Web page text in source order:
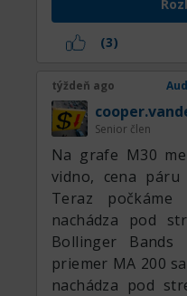
(3)
týždeň ago
Senior člen
Na grafe M30
vidno, cena páru
Teraz
nachádza pod
Bollinger Bands
priemer MA 200
nachádza pod